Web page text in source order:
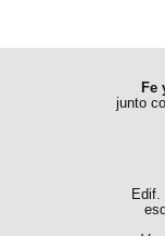
Fe
junto
Edif.